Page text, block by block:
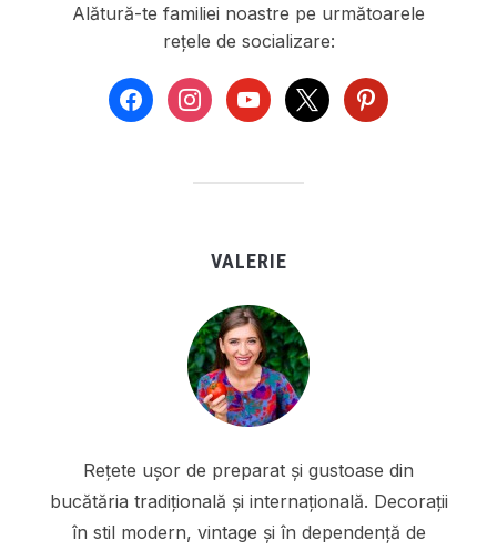
Alătură-te familiei noastre pe următoarele
rețele de socializare:
facebookinstagramyoutube
x pinterest
VALERIE
Rețete ușor de preparat și gustoase din
bucătăria tradițională și internațională. Decorații
în stil modern, vintage și în dependență de